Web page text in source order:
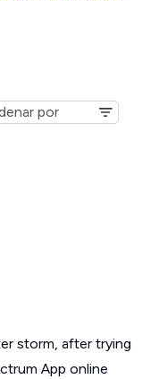
storm, after trying
App online